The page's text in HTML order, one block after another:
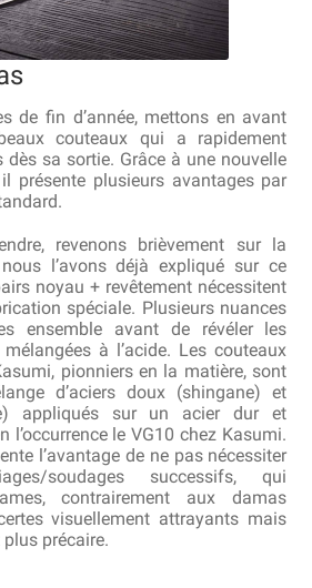
et de retours
de fin d’année, mettons en avant
couteaux qui a rapidement
dès sa sortie. Grâce à une nouvelle
présente plusieurs avantages par
revenons brièvement sur la
l’avons déjà expliqué sur ce
noyau + revêtement nécessitent
spéciale. Plusieurs nuances
ensemble avant de révéler les
à l’acide. Les couteaux
pionniers en la matière, sont
d’aciers doux (shingane) et
appliqués sur un acier dur et
l’occurrence le VG10 chez Kasumi.
l’avantage de ne pas nécessiter
soudages successifs, qui
contrairement aux damas
visuellement attrayants mais
précaire.